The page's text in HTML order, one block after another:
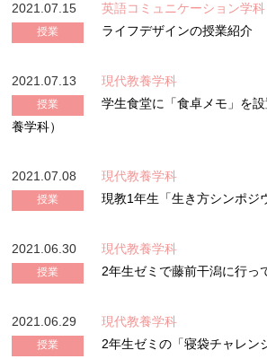
2021.07.15 英語コミュニケーション学科
授業 ライフデザインの授業紹介
2021.07.13 現代教養学科
授業
学生食堂に「食卓メモ」を
養学科）
2021.07.08 現代教養学科
授業 現教1年生「生き方シンポジ
2021.06.30 現代教養学科
授業 2年生ゼミで藤前干潟に行っ
2021.06.29 現代教養学科
授業
2年生ゼミの「寝袋チャレン